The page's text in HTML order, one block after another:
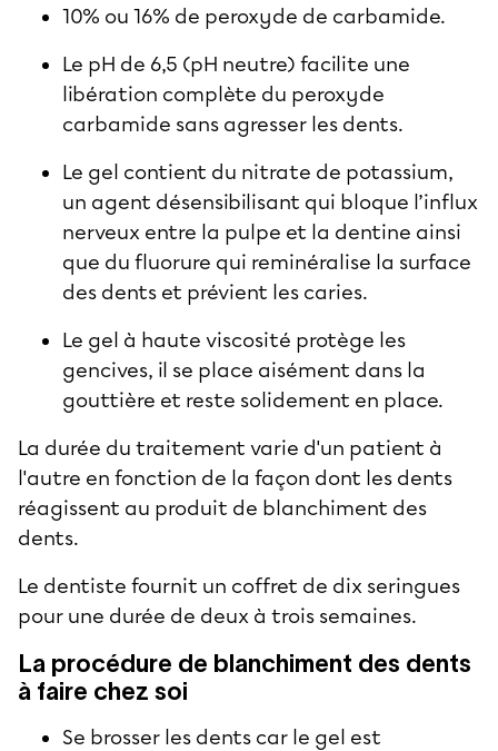
10% ou 16% de peroxyde de carbamide.
Le pH de 6,5 (pH neutre) facilite une
libération complète du peroxyde
carbamide sans agresser les dents.
Le gel contient du nitrate de potassium,
un agent désensibilisant qui bloque l’influx
nerveux entre la pulpe et la dentine ainsi
que du fluorure qui reminéralise la surface
des dents et prévient les caries.
Le gel à haute viscosité protège les
gencives, il se place aisément dans la
gouttière et reste solidement en place.
La durée du traitement varie d'un patient à
l'autre en fonction de la façon dont les dents
réagissent au produit de blanchiment des
dents.
Le dentiste fournit un coffret de dix seringues
pour une durée de deux à trois semaines.
La procédure de blanchiment des dents
à faire chez soi
Se brosser les dents car le gel est